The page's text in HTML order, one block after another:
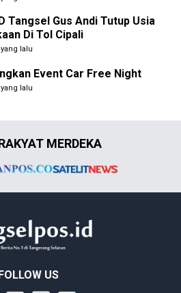
Tangsel Gus Andi Tutup Usia
Di Tol Cipali
lalu
Event Car Free Night
lalu
MERDEKA
US